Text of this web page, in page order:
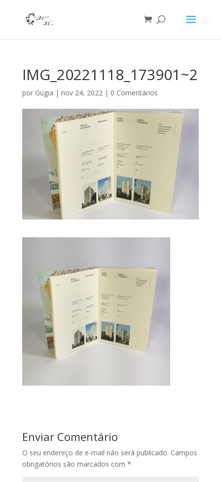
IMG_20221118_173901~2
por Gugui | nov 24, 2022| 0 Comentários
Enviar Comentário
O seu endereço de e-mail não será publicado. Campos
obrigatórios são marcados com *